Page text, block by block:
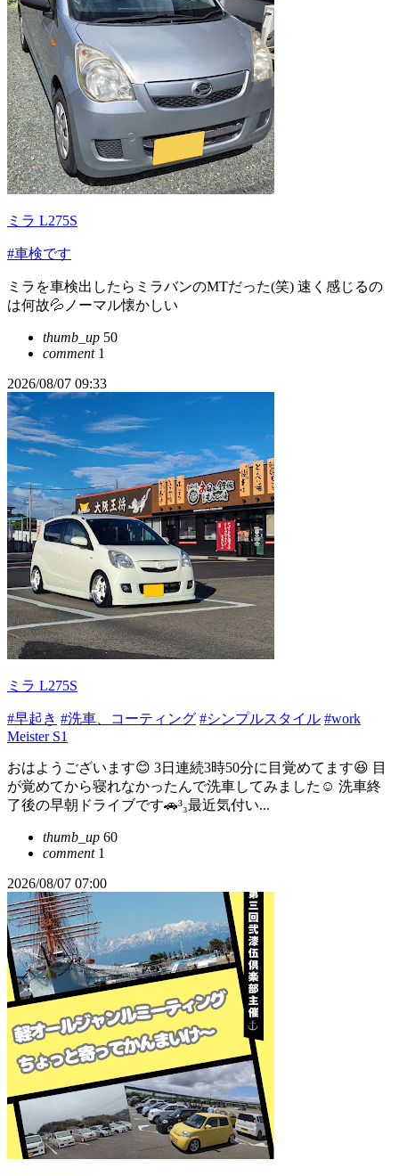
ミラ L275S
#車検です
ミラを車検出したらミラバンのMTだった(笑) 速く感じるの
は何故💦ノーマル懐かしい
thumb_up 50
comment1
2026/08/07 09:33
ミラ L275S
#早起き #洗車、コーティング #シンプルスタイル #work
Meister S1
おはようございます😊 3日連続3時50分に目覚めてます😆 目
が覚めてから寝れなかったんで洗車してみました☺️ 洗車終
了後の早朝ドライブです🚗³₃最近気付い...
thumb_up 60
comment1
2026/08/07 07:00